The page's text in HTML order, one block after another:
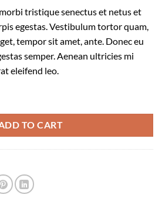
tristique senectus et netus et
egestas. Vestibulum tortor quam,
tempor sit amet, ante. Donec eu
semper. Aenean ultricies mi
eleifend leo.
TO CART